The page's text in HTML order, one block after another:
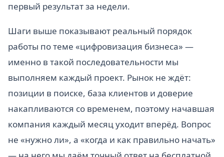
первый результат за недели.
Шаги выше показывают реальный порядок
работы по теме «цифровизация бизнеса» —
именно в такой последовательности мы
выполняем каждый проект. Рынок не ждёт:
позиции в поиске, база клиентов и доверие
накапливаются со временем, поэтому начавшая
компания каждый месяц уходит вперёд. Вопрос
не «нужно ли», а «когда и как правильно начать»